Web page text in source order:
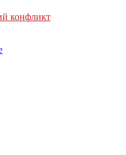
конфликт